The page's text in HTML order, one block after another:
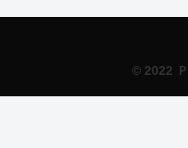
© 2022